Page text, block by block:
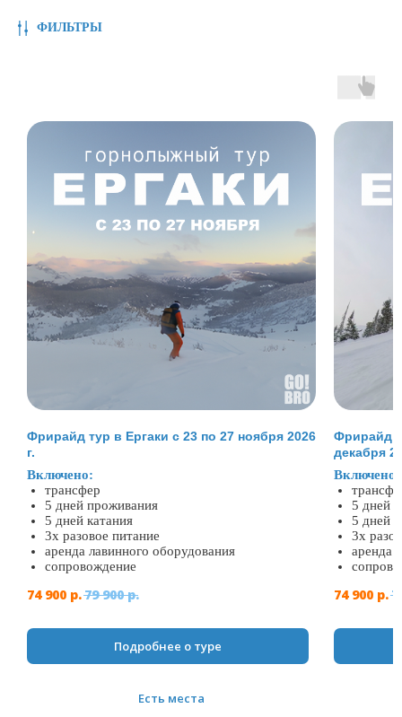
ФИЛЬТРЫ
Фрирайд тур в Ергаки с 23 по 27 ноября 2026
г.
Включено:
трансфер
5 дней проживания
5 дней катания
3х разовое питание
аренда лавинного оборудования
сопровождение
74 900 р.79 900 р.
Подробнее о туре
Есть места
Фрирайд
декабря
Включено:
5 дней
5 дней
3х
аренда
74 900 р.